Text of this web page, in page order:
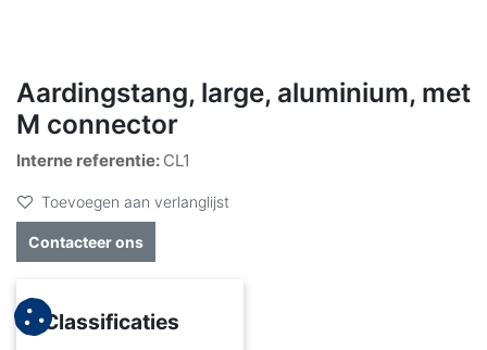
Aardingstang, large, aluminium, met
M connector
Interne referentie: CL1
Toevoegen aan verlanglijst
Contacteer ons
Classificaties